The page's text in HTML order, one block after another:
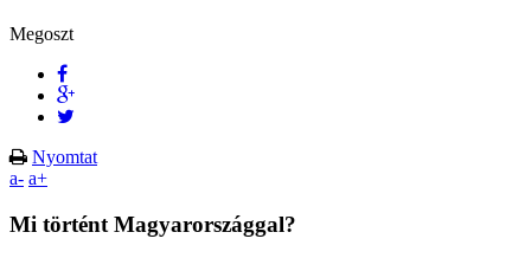
Megoszt
Nyomtat
a- a+
Mi történt Magyarországgal?